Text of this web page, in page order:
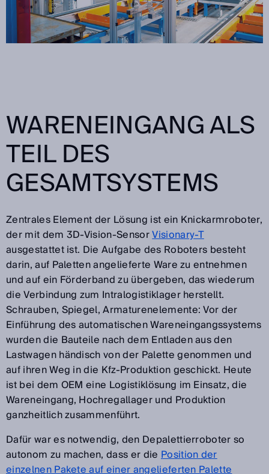
WARENEINGANG ALS
TEIL DES
GESAMTSYSTEMS
Zentrales Element der Lösung ist ein Knickarmroboter,
der mit dem 3D-Vision-SensorVisionary-T
ausgestattet ist. Die Aufgabe des Roboters besteht
darin, auf Paletten angelieferte Ware zu entnehmen
und auf ein Förderband zu übergeben, das wiederum
die Verbindung zum Intralogistiklager herstellt.
Schrauben, Spiegel, Armaturenelemente: Vor der
Einführung des automatischen Wareneingangssystems
wurden die Bauteile nach dem Entladen aus den
Lastwagen händisch von der Palette genommen und
auf ihren Weg in die Kfz-Produktion geschickt. Heute
ist bei dem OEM eine Logistiklösung im Einsatz, die
Wareneingang, Hochregallager und Produktion
ganzheitlich zusammenführt.
Dafür war es notwendig, den Depalettierroboter so
autonom zu machen, dass er die Position der
einzelnen Pakete auf einer angelieferten Palette